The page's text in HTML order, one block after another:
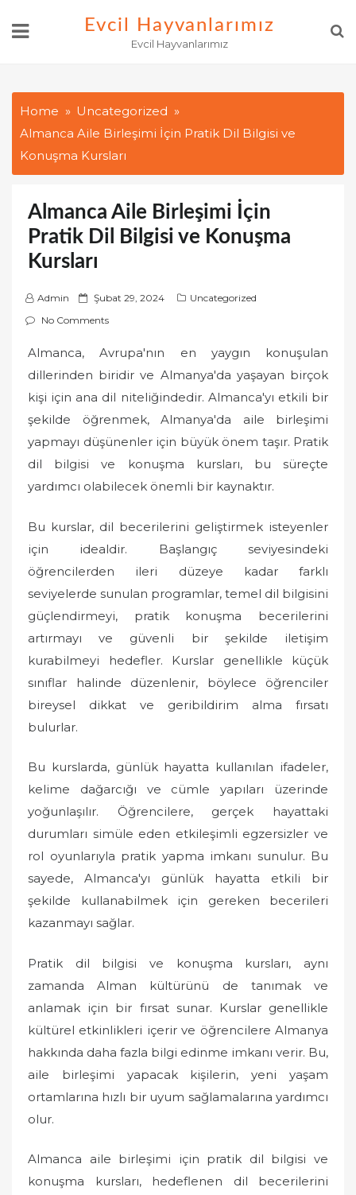
Evcil Hayvanlarımız
Evcil Hayvanlarımız
Home
Uncategorized
Almanca Aile Birleşimi İçin Pratik Dil Bilgisi ve
Konuşma Kursları
Almanca Aile Birleşimi İçin
Pratik Dil Bilgisi ve Konuşma
Kursları
Admin
P
o
e
d
Şubat 29, 2024
Uncategorized
No Comments
Almanca, Avrupa'nın en yaygın konuşulan
dillerinden biridir ve Almanya'da yaşayan birçok
kişi için ana dil niteliğindedir. Almanca'yı etkili bir
şekilde öğrenmek, Almanya'da aile birleşimi
yapmayı düşünenler için büyük önem taşır. Pratik
dil bilgisi ve konuşma kursları, bu süreçte
yardımcı olabilecek önemli bir kaynaktır.
Bu kurslar, dil becerilerini geliştirmek isteyenler
için idealdir. Başlangıç seviyesindeki
öğrencilerden ileri düzeye kadar farklı
seviyelerde sunulan programlar, temel dil bilgisini
güçlendirmeyi, pratik konuşma becerilerini
artırmayı ve güvenli bir şekilde iletişim
kurabilmeyi hedefler. Kurslar genellikle küçük
sınıflar halinde düzenlenir, böylece öğrenciler
bireysel dikkat ve geribildirim alma fırsatı
bulurlar.
Bu kurslarda, günlük hayatta kullanılan ifadeler,
kelime dağarcığı ve cümle yapıları üzerinde
yoğunlaşılır. Öğrencilere, gerçek hayattaki
durumları simüle eden etkileşimli egzersizler ve
rol oyunlarıyla pratik yapma imkanı sunulur. Bu
sayede, Almanca'yı günlük hayatta etkili bir
şekilde kullanabilmek için gereken becerileri
kazanmayı sağlar.
Pratik dil bilgisi ve konuşma kursları, aynı
zamanda Alman kültürünü de tanımak ve
anlamak için bir fırsat sunar. Kurslar genellikle
kültürel etkinlikleri içerir ve öğrencilere Almanya
hakkında daha fazla bilgi edinme imkanı verir. Bu,
aile birleşimi yapacak kişilerin, yeni yaşam
ortamlarına hızlı bir uyum sağlamalarına yardımcı
olur.
Almanca aile birleşimi için pratik dil bilgisi ve
konuşma kursları, hedeflenen dil becerilerini